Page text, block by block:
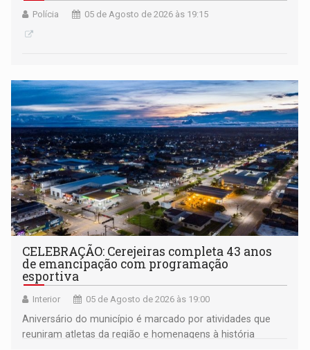
Polícia 05 de Agosto de 2026 às 19:15
CELEBRAÇÃO: Cerejeiras completa 43 anos
de emancipação com programação
esportiva
Interior 05 de Agosto de 2026 às 19:00
Aniversário do município é marcado por atividades que
reuniram atletas da região e homenagens à história